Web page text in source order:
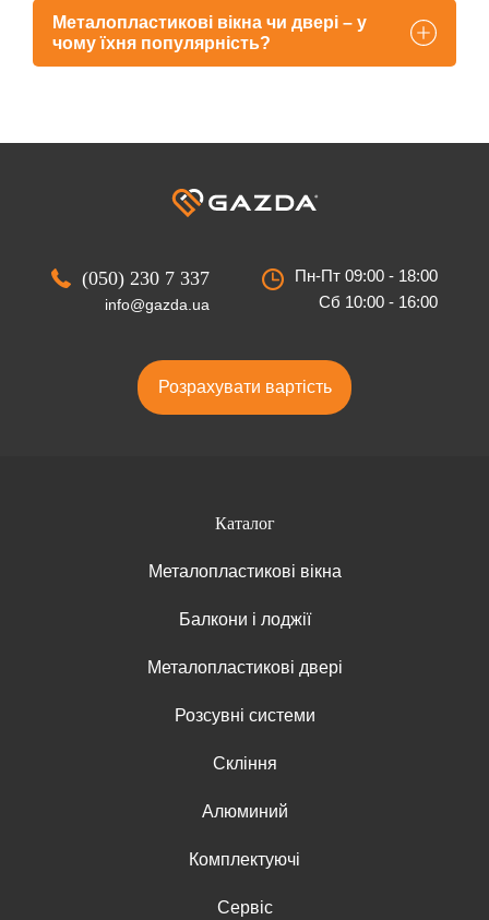
Металопластикові вікна чи двері – у
чому їхня популярність?
(050) 230 7 337
info@gazda.ua
Пн-Пт 09:00 - 18:00
Сб 10:00 - 16:00
Розрахувати вартість
Каталог
Металопластикові вікна
Балкони і лоджії
Металопластикові двері
Розсувні системи
Скління
Алюминий
Комплектуючі
Сервіс